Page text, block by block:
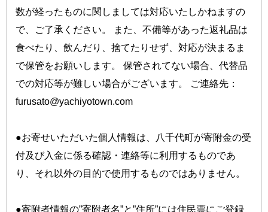
数が経ったものに関しましては対応いたしかねますの
で、ご了承ください。 また、不備等があった返礼品は
食べたり、飲んだり、捨てたりせず、対応が決まるま
で保管をお願いします。 保管されてない場合、代替品
での対応等が難しい場合がございます。 ご連絡先：
furusato@yachiyotown.com
●お寄せいただいた個人情報は、八千代町が寄附金の受
付及び入金に係る確認・連絡等に利用するものであ
り、それ以外の目的で使用するものではありません。
●寄附者情報の”寄附者名”と”住所”には住民票にご登録